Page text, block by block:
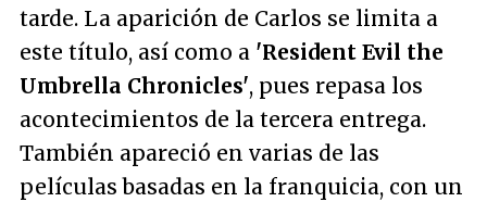
tarde. La aparición de Carlos se limita a
este título, así como a 'Resident Evil the
Umbrella Chronicles', pues repasa los
acontecimientos de la tercera entrega.
También apareció en varias de las
películas basadas en la franquicia, con un